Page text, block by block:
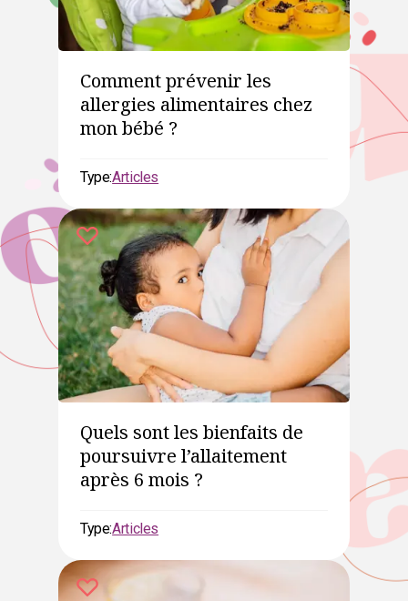
Comment prévenir les
allergies alimentaires chez
mon bébé ?
Type:Articles
Quels sont les bienfaits de
poursuivre l’allaitement
après 6 mois ?
Type:Articles